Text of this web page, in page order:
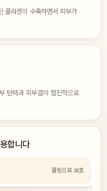
콜라겐이 수축하면서 피부가
탄력과 피부결이 점진적으로
합니다
쿨링으로 보호